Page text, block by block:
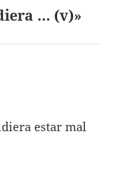
… (v)»
estar mal